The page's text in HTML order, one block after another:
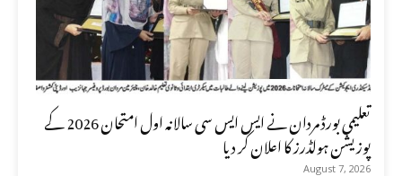
تعلیمی بورڈ مردان نے ایس ایس سی سالانہ اول امتحان 2026 کے
پوزیشن ہولڈرز کا اعلان کر دیا
August 7, 2026